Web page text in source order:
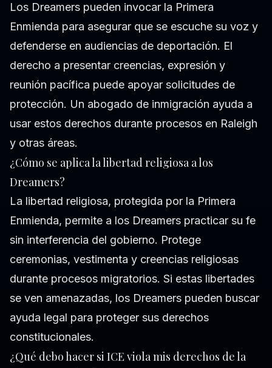
Los Dreamers pueden invocar la Primera
Enmienda para asegurar que se escuche su voz y
defenderse en audiencias de deportación. El
derecho a presentar creencias, expresión y
reunión pacífica puede apoyar solicitudes de
protección. Un abogado de inmigración ayuda a
usar estos derechos durante procesos en Raleigh
y otras áreas.
¿Cómo se aplica la libertad religiosa a los
Dreamers?
La libertad religiosa, protegida por la Primera
Enmienda, permite a los Dreamers practicar su fe
sin interferencia del gobierno. Protege
ceremonias, vestimenta y creencias religiosas
durante procesos migratorios. Si estas libertades
se ven amenazadas, los Dreamers pueden buscar
ayuda legal para proteger sus derechos
constitucionales.
¿Qué debo hacer si ICE viola mis derechos de la